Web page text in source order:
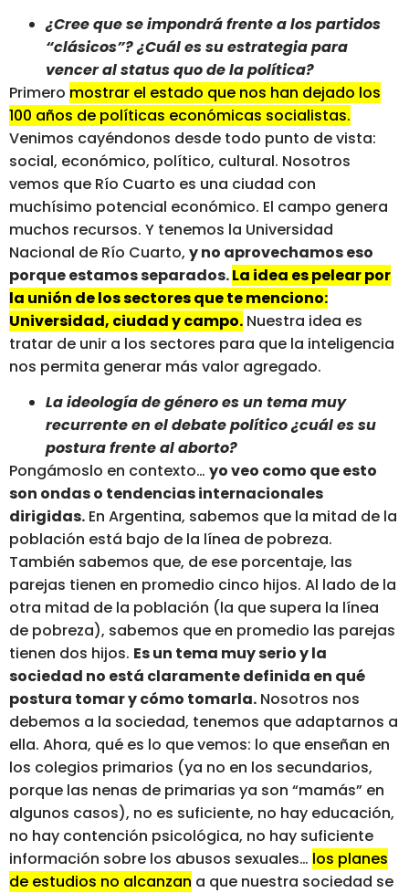
¿Cree que se impondrá frente a los partidos
“clásicos”? ¿Cuál es su estrategia para
vencer al status quo de la política?
Primero mostrar el estado que nos han dejado los
100 años de políticas económicas socialistas.
Venimos cayéndonos desde todo punto de vista:
social, económico, político, cultural. Nosotros
vemos que Río Cuarto es una ciudad con
muchísimo potencial económico. El campo genera
muchos recursos. Y tenemos la Universidad
Nacional de Río Cuarto, y no aprovechamos eso
porque estamos separados.La idea es pelear por
la unión de los sectores que te menciono:
Universidad, ciudad y campo. Nuestra idea es
tratar de unir a los sectores para que la inteligencia
nos permita generar más valor agregado.
La ideología de género es un tema muy
recurrente en el debate político ¿cuál es su
postura frente al aborto?
Pongámoslo en contexto… yo veo como que esto
son ondas o tendencias internacionales
dirigidas. En Argentina, sabemos que la mitad de la
población está bajo de la línea de pobreza.
También sabemos que, de ese porcentaje, las
parejas tienen en promedio cinco hijos. Al lado de la
otra mitad de la población (la que supera la línea
de pobreza), sabemos que en promedio las parejas
tienen dos hijos. Es un tema muy serio y la
sociedad no está claramente definida en qué
postura tomar y cómo tomarla. Nosotros nos
debemos a la sociedad, tenemos que adaptarnos a
ella. Ahora, qué es lo que vemos: lo que enseñan en
los colegios primarios (ya no en los secundarios,
porque las nenas de primarias ya son “mamás” en
algunos casos), no es suficiente, no hay educación,
no hay contención psicológica, no hay suficiente
información sobre los abusos sexuales… los planes
de estudios no alcanzan a que nuestra sociedad se